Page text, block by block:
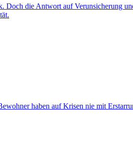
Doch die Antwort auf Verunsicherung
haben auf Krisen nie mit